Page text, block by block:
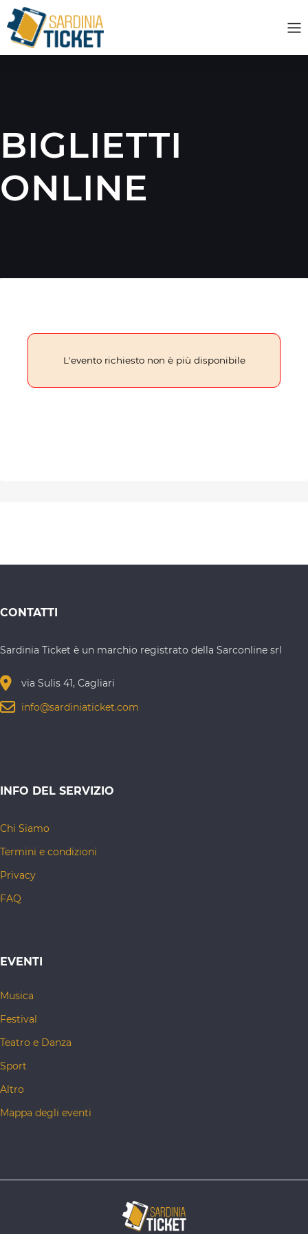
BIGLIETTI
ONLINE
L'evento richiesto non è più disponibile
CONTATTI
Sardinia Ticket è un marchio registrato della Sarconline srl
via Sulis 41, Cagliari
info@sardiniaticket.com
INFO DEL SERVIZIO
Chi Siamo
Termini e condizioni
Privacy
FAQ
EVENTI
Musica
Festival
Teatro e Danza
Sport
Altro
Mappa degli eventi